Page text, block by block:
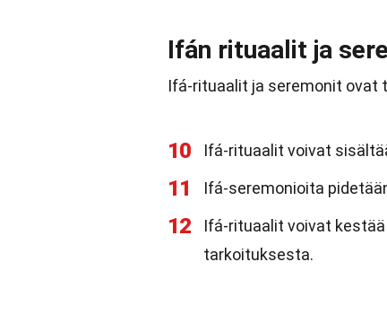
Ifán rituaalit ja
Ifá-rituaalit ja seremonit ovat
10 Ifá-rituaalit voivat
11 Ifá-seremonioita
12
Ifá-rituaalit voivat
tarkoituksesta.